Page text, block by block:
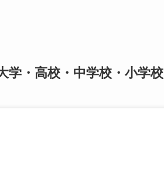
学・高校・中学校・小学校